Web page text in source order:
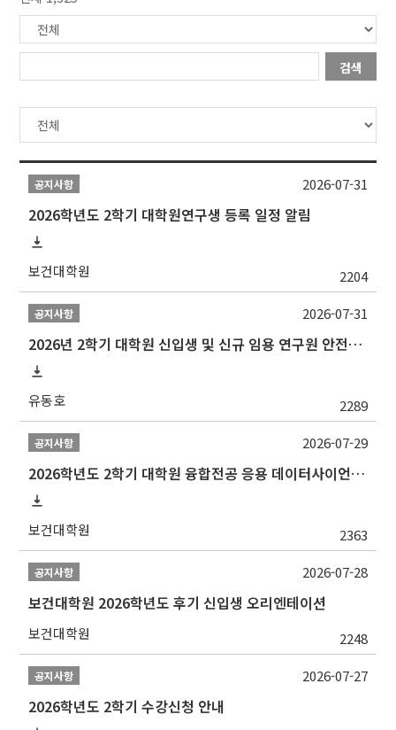
검색
공지사항
2026학년도 2학기 대학원연구생 등록 일정 알림
보건대학원 2204
2026-07-31
공지사항
2026년 2학기 대학원 신입생 및 신규 임용 연구원 안전환경교육(신규교육) 실시 안내
유동호 2289
2026-07-31
공지사항
2026학년도 2학기 대학원 융합전공 응용 데이터사이언스 선발 계획 알림
보건대학원 2363
2026-07-29
공지사항
보건대학원 2026학년도 후기 신입생 오리엔테이션
보건대학원 2248
2026-07-28
공지사항
2026학년도 2학기 수강신청 안내
2026-07-27